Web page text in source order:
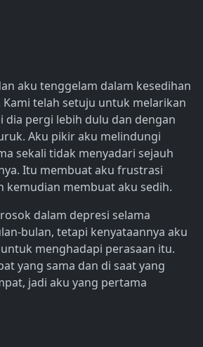
aku tenggelam dalam kesedihan
Kami telah setuju untuk melarikan
dia pergi lebih dulu dan dengan
Aku pikir aku melindungi
sekali tidak menyadari sejauh
Itu membuat aku frustrasi
kemudian membuat aku sedih.
dalam depresi selama
bulan, tetapi kenyataannya aku
menghadapi perasaan itu.
yang sama dan di saat yang
jadi aku yang pertama